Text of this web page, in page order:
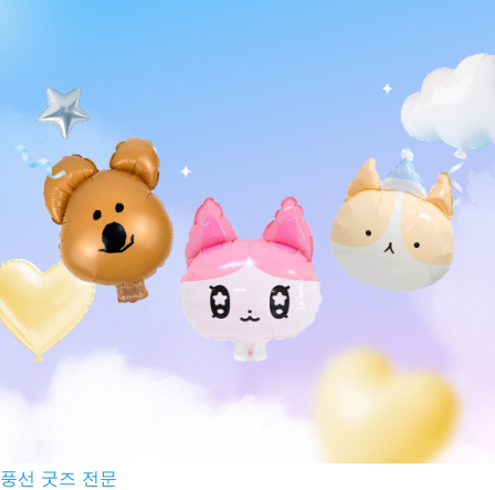
풍선 굿즈 전문